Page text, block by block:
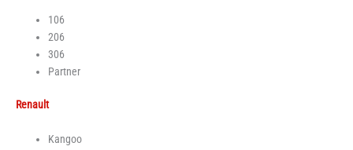
106
206
306
Partner
Renault
Kangoo